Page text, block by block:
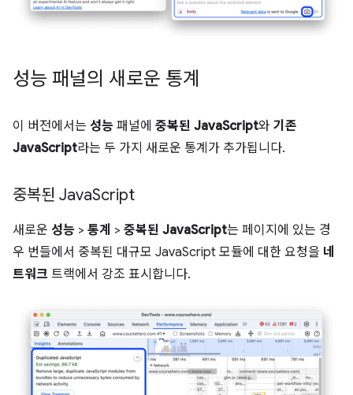
성능 패널의 새로운 통계
이 버전에서는 성능 패널에 중복된 JavaScript와 기존
JavaScript라는 두 가지 새로운 통계가 추가됩니다.
중복된 JavaScript
새로운 성능 > 통계 > 중복된 JavaScript는 페이지에 있는 경
우 번들에서 중복된 대규모 JavaScript 모듈에 대한 요청을 네
트워크 트랙에서 강조 표시합니다.